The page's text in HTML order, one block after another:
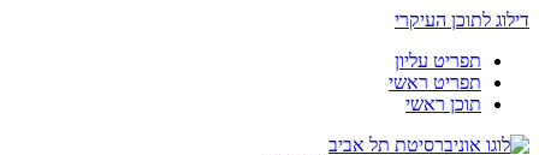
דילוג לתוכן העיקרי
תפריט עליון
תפריט ראשי
תוכן ראשי